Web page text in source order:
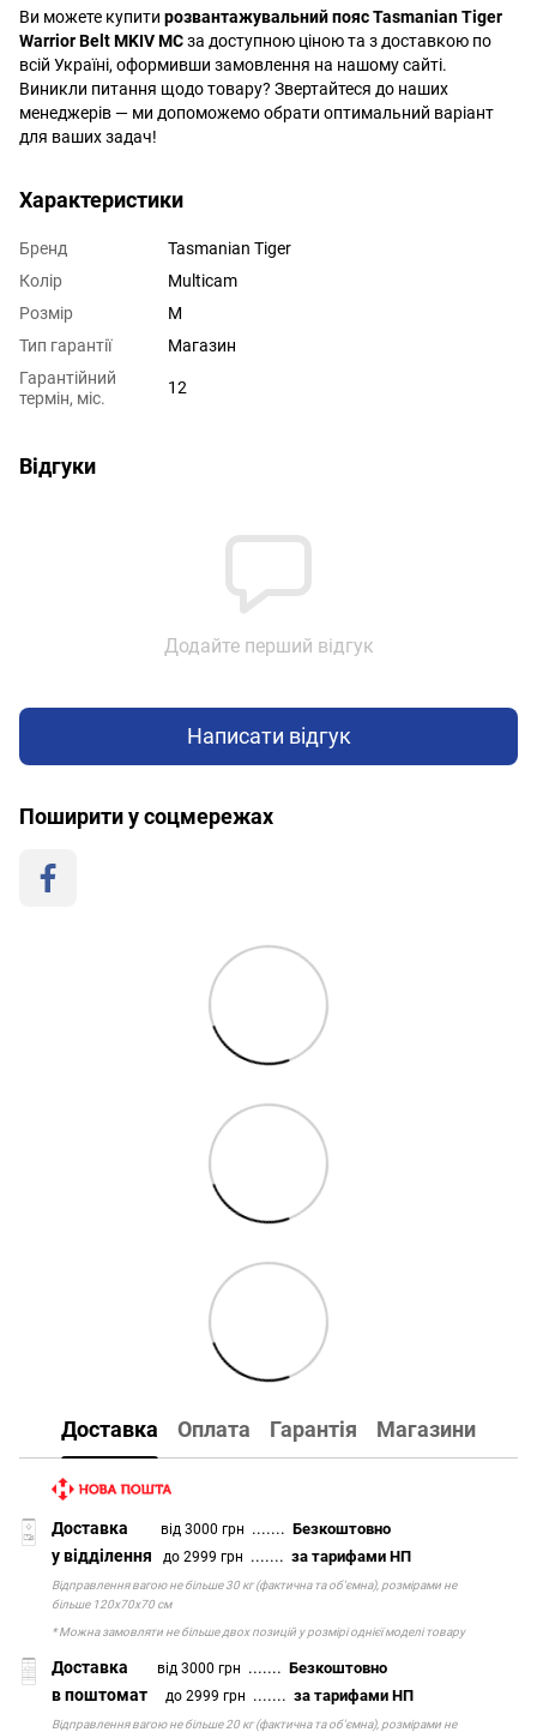
Ви можете купити розвантажувальний пояс Tasmanian Tiger
Warrior Belt MKIV MCза доступною ціною та з доставкою по
всій Україні, оформивши замовлення на нашому сайті.
Виникли питання щодо товару? Звертайтеся до наших
менеджерів — ми допоможемо обрати оптимальний варіант
для ваших задач!
Характеристики
Бренд
Tasmanian Tiger
Колір
Multicam
Розмір
M
Тип гарантії
Магазин
Гарантійний
термін, міс.
12
Відгуки
Додайте перший відгук
Написати відгук
Поширити у соцмережах
Доставка Оплата Гарантія Магазини
Доставка від 3000 грн .......Безкоштовно
у відділення до 2999 грн .......за тарифами НП
Відправлення вагою не більше 30 кг (фактична та об'ємна), розмірами не
більше 120х70х70 см
* Можна замовляти не більше двох позицій у розмірі однієї моделі товару
Доставка від 3000 грн .......Безкоштовно
в поштомат до 2999 грн .......за тарифами НП
Відправлення вагою не більше 20 кг (фактична та об'ємна), розмірами не